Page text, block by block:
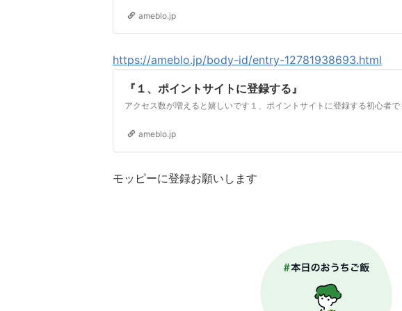
ameblo.jp
https://ameblo.jp/body-id/entry-12781938693.html
『１、ポイントサイトに登録する』
ameblo.jp
モッピーに登録お願いします